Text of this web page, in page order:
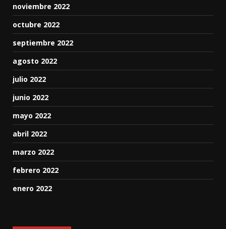
noviembre 2022
octubre 2022
septiembre 2022
agosto 2022
julio 2022
junio 2022
mayo 2022
abril 2022
marzo 2022
febrero 2022
enero 2022